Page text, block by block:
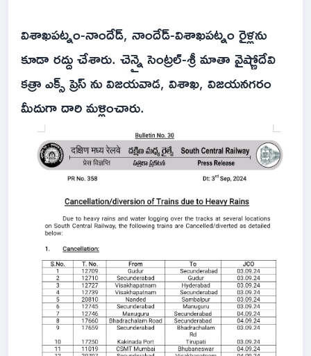
విశాఖపట్నం-నాందేడ్, నాందేడ్-విశాఖపట్నం రైళ్లను
కూడా రద్దు చేశారు. చెన్నై సెంట్రల్-శ్రీ మాతా వైష్ణోదేవి
కత్రా ఎక్స్ ప్రెస్ ను విజయవాడ, విశాఖ, విజయనగరం
మీదుగా దారి మళ్లించారు.